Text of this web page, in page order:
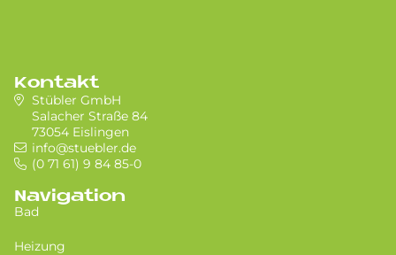
Kontakt
Stübler GmbH
Salacher Straße 84
73054 Eislingen
info@stuebler.de
(0 71 61) 9 84 85-0
Navigation
Bad
Heizung